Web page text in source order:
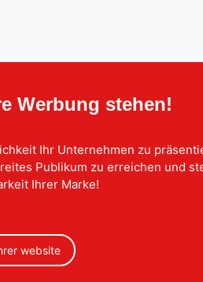
Werbung stehen!
Ihr Unternehmen zu
Publikum zu erreichen und
Ihrer Marke!
website